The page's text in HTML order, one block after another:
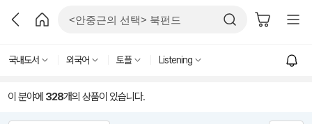
국내도서 외국어 토플 Listening
이 분야에 328개의 상품이 있습니다.